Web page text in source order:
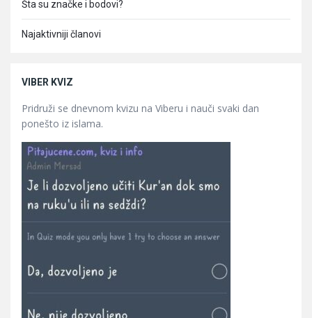
Šta su značke i bodovi?
Najaktivniji članovi
VIBER KVIZ
Pridruži se dnevnom kvizu na Viberu i nauči svaki dan
ponešto iz islama.